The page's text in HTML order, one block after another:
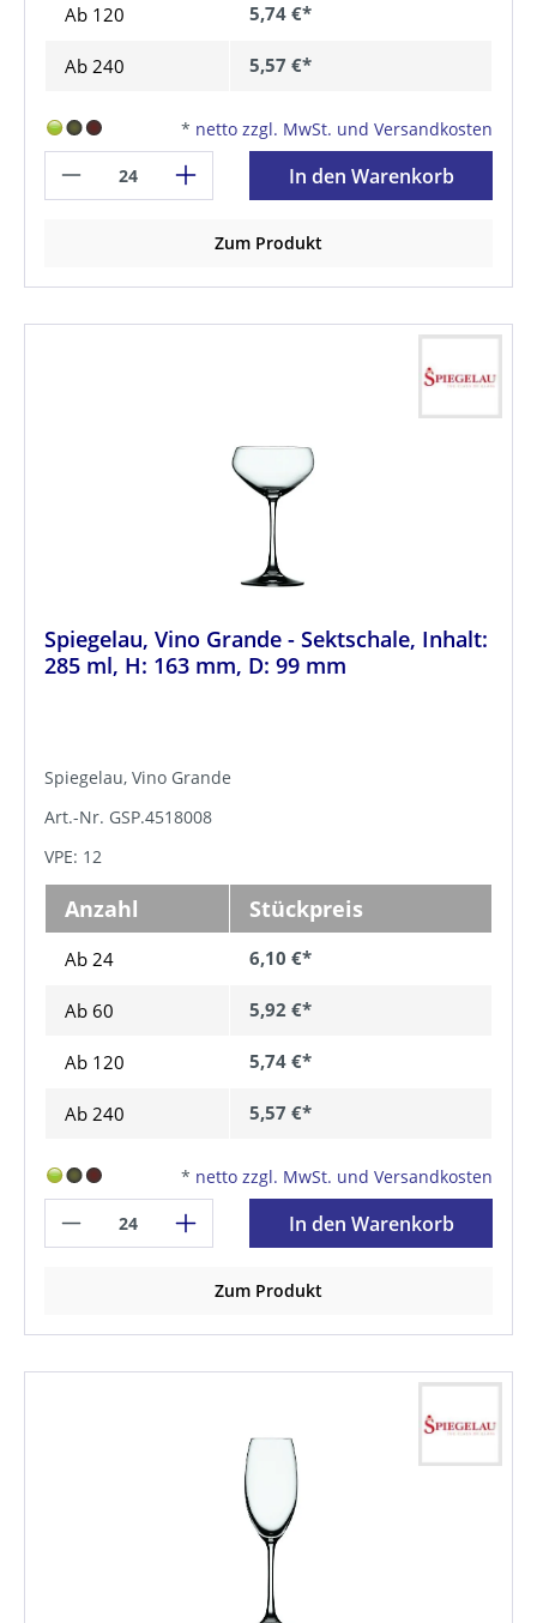
Ab 120 5,74 €*
Ab 240 5,57 €*
* netto zzgl. MwSt. und Versandkosten
In den Warenkorb
Zum Produkt
Spiegelau, Vino Grande - Sektschale, Inhalt:
285 ml, H: 163 mm, D: 99 mm
Spiegelau, Vino Grande
Art.-Nr. GSP.4518008
VPE: 12
Anzahl Stückpreis
Ab 24 6,10 €*
Ab 60 5,92 €*
Ab 120 5,74 €*
Ab 240 5,57 €*
* netto zzgl. MwSt. und Versandkosten
In den Warenkorb
Zum Produkt